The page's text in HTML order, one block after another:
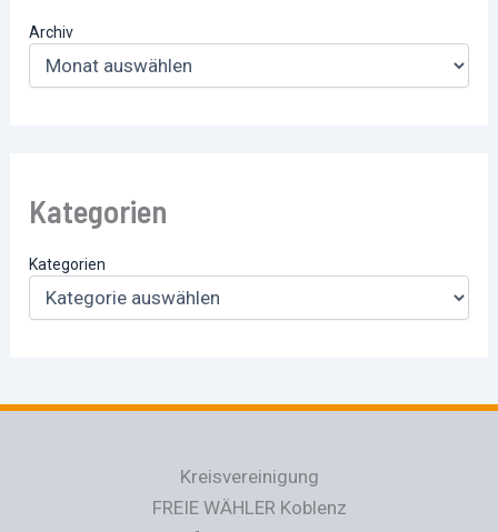
Archiv
Kategorien
Kategorien
Kreisvereinigung
FREIE WÄHLER Koblenz